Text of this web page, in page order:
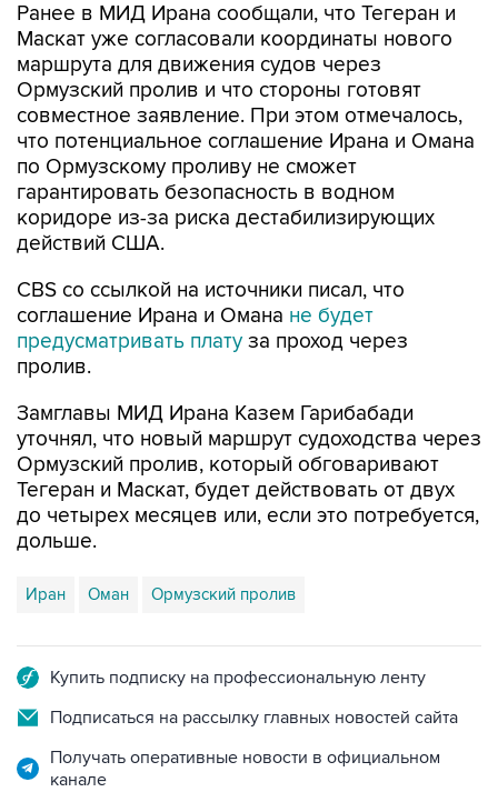
Ранее в МИД Ирана сообщали, что Тегеран и
Маскат уже согласовали координаты нового
маршрута для движения судов через
Ормузский пролив и что стороны готовят
совместное заявление. При этом отмечалось,
что потенциальное соглашение Ирана и Омана
по Ормузскому проливу не сможет
гарантировать безопасность в водном
коридоре из-за риска дестабилизирующих
действий США.
CBS со ссылкой на источники писал, что
соглашение Ирана и Омана не будет
предусматривать плату за проход через
пролив.
Замглавы МИД Ирана Казем Гарибабади
уточнял, что новый маршрут судоходства через
Ормузский пролив, который обговаривают
Тегеран и Маскат, будет действовать от двух
до четырех месяцев или, если это потребуется,
дольше.
Иран Оман Ормузский пролив
Купить подписку на профессиональную ленту
Подписаться на рассылку главных новостей сайта
Получать оперативные новости в официальном
канале